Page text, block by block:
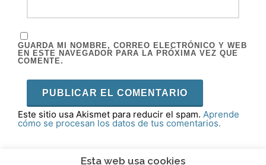
GUARDA MI NOMBRE, CORREO ELECTRÓNICO Y WEB
EN ESTE NAVEGADOR PARA LA PRÓXIMA VEZ QUE
COMENTE.
Este sitio usa Akismet para reducir el spam. Aprende
cómo se procesan los datos de tus comentarios.
Esta web usa cookies